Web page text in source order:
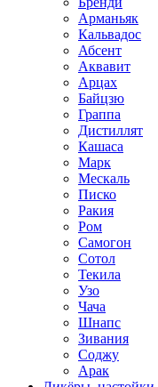
Арманьяк
Кальвадос
Абсент
Аквавит
Арцах
Байцзю
Граппа
Дистиллят
Кашаса
Марк
Мескаль
Писко
Ракия
Ром
Самогон
Сотол
Текила
Узо
Чача
Шнапс
Зивания
Соджу
Арак